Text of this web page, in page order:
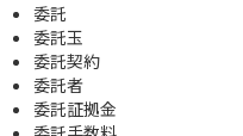
委託
委託玉
委託契約
委託者
委託証拠金